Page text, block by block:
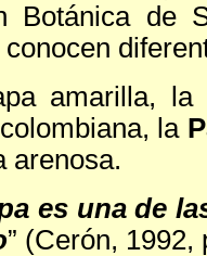
Botánica de
amarilla, la
la
arenosa.
es una de
” (Cerón,